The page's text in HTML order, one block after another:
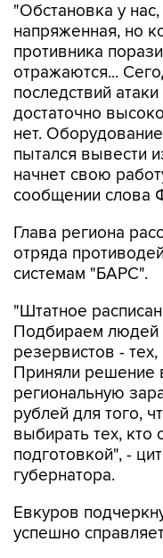
"Обстановка у
напряженная, но
противника
отражаются...
последствий
достаточно
нет.
пытался вывести
начнет свою
сообщении слова
Глава региона
отряда
системам "БАРС".
"Штатное
Подбираем людей
резервистов -
Приняли решение
региональную
рублей для того,
выбирать тех, кто
подготовкой", -
губернатора.
Евкуров
успешно